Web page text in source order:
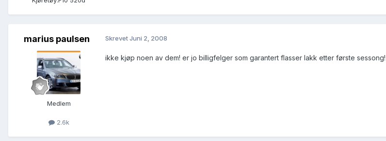
marius paulsen
Medlem
2.6k
SkrevetJuni 2, 2008
ikke kjøp noen av dem! er jo billigfelger som garantert flasser lakk etter første sessong!